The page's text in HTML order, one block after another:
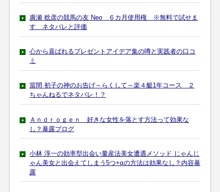
廣瀬 稔彦の競馬の友 Neo ６カ月使用権 ※無料で試せま
す ネタバレと評価
心から喜ばれるプレゼントアイデア集の噂と実践者の口コ
ミ
當間 初子の神のお告げ～らくして～楽４艇1年コース ２
ちゃんねるでネタバレ！？
Ａｎｄｒｏｇｅｎ 好きな女性を落とす方法って効果な
し？暴露ブログ
小林 淳一の効率型出会い量産法美女遭遇メソッド じゃんじ
ゃん美女と出会えてしまう5つ+αの方法は効果なし？内容暴
露